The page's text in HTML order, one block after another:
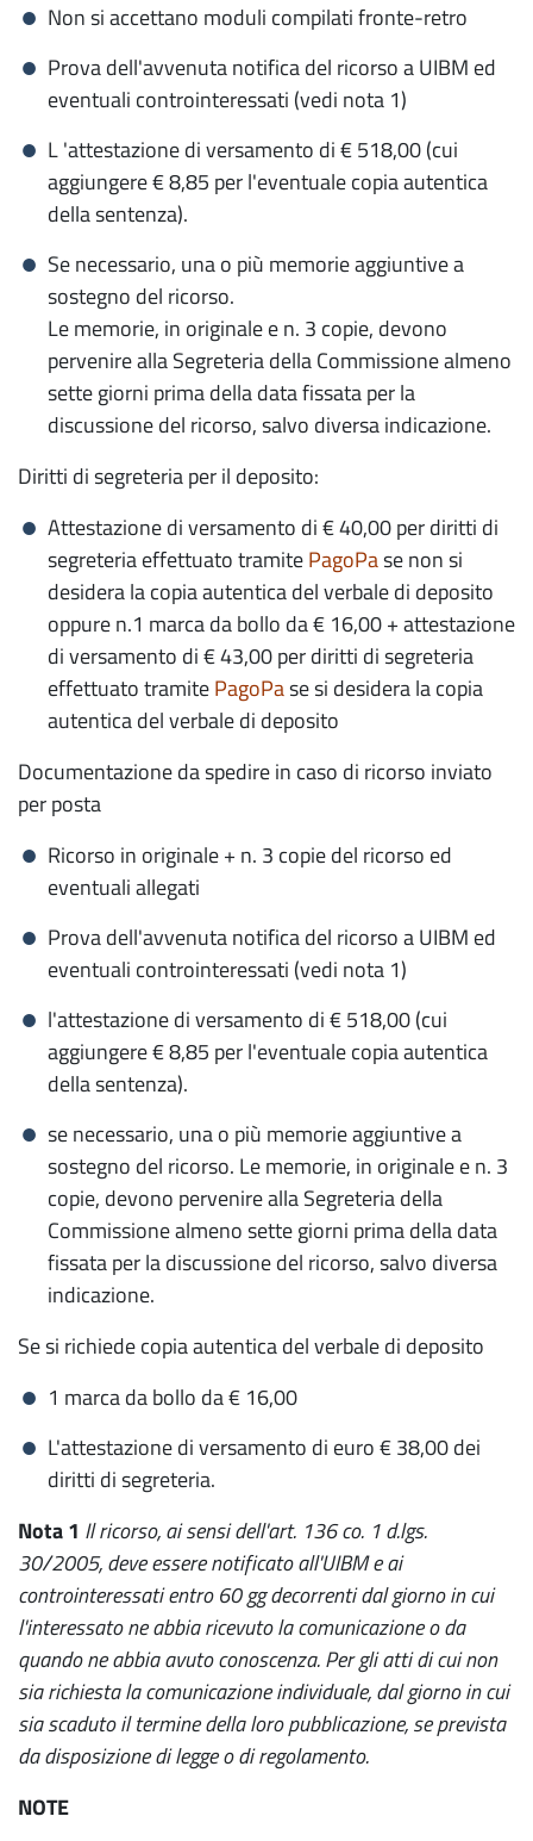
Non si accettano moduli compilati fronte-retro
Prova dell'avvenuta notifica del ricorso a UIBM ed
eventuali controinteressati (vedi nota 1)
L 'attestazione di versamento di € 518,00 (cui
aggiungere € 8,85 per l'eventuale copia autentica
della sentenza).
Se necessario, una o più memorie aggiuntive a
sostegno del ricorso.
Le memorie, in originale e n. 3 copie, devono
pervenire alla Segreteria della Commissione almeno
sette giorni prima della data fissata per la
discussione del ricorso, salvo diversa indicazione.
Diritti di segreteria per il deposito:
Attestazione di versamento di € 40,00 per diritti di
segreteria effettuato tramitePagoPase non si
desidera la copia autentica del verbale di deposito
oppure n.1 marca da bollo da € 16,00 + attestazione
di versamento di € 43,00 per diritti di segreteria
effettuato tramitePagoPase si desidera la copia
autentica del verbale di deposito
Documentazione da spedire in caso di ricorso inviato
per posta
Ricorso in originale + n. 3 copie del ricorso ed
eventuali allegati
Prova dell'avvenuta notifica del ricorso a UIBM ed
eventuali controinteressati (vedi nota 1)
l'attestazione di versamento di € 518,00 (cui
aggiungere € 8,85 per l'eventuale copia autentica
della sentenza).
se necessario, una o più memorie aggiuntive a
sostegno del ricorso. Le memorie, in originale e n. 3
copie, devono pervenire alla Segreteria della
Commissione almeno sette giorni prima della data
fissata per la discussione del ricorso, salvo diversa
indicazione.
Se si richiede copia autentica del verbale di deposito
1 marca da bollo da € 16,00
L'attestazione di versamento di euro € 38,00 dei
diritti di segreteria.
Nota 1 Il ricorso, ai sensi dell'art. 136 co. 1 d.lgs.
30/2005, deve essere notificato all'UIBM e ai
controinteressati entro 60 gg decorrenti dal giorno in cui
l'interessato ne abbia ricevuto la comunicazione o da
quando ne abbia avuto conoscenza. Per gli atti di cui non
sia richiesta la comunicazione individuale, dal giorno in cui
sia scaduto il termine della loro pubblicazione, se prevista
da disposizione di legge o di regolamento.
NOTE